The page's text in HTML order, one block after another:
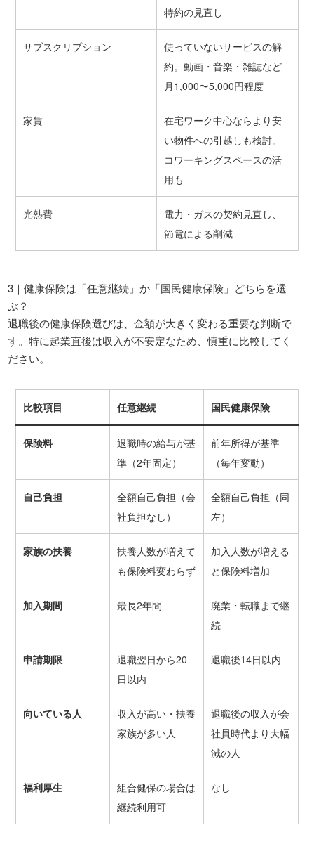
特約の見直し
サブスクリプション
使っていないサービスの解
約。動画・音楽・雑誌など
月1,000〜5,000円程度
家賃
在宅ワーク中心ならより安
い物件への引越しも検討。
コワーキングスペースの活
用も
光熱費
電力・ガスの契約見直し、
節電による削減
3｜健康保険は「任意継続」か「国民健康保険」どちらを選
ぶ？
退職後の健康保険選びは、金額が大きく変わる重要な判断で
す。特に起業直後は収入が不安定なため、慎重に比較してく
ださい。
比較項目 任意継続 国民健康保険
保険料
退職時の給与が基
準（2年固定）
前年所得が基準
（毎年変動）
自己負担
全額自己負担（会
社負担なし）
全額自己負担（同
左）
家族の扶養
扶養人数が増えて
も保険料変わらず
加入人数が増える
と保険料増加
加入期間 最長2年間
廃業・転職まで継
続
申請期限
退職翌日から20
日以内
退職後14日以内
向いている人
収入が高い・扶養
家族が多い人
退職後の収入が会
社員時代より大幅
減の人
福利厚生
組合健保の場合は
継続利用可
なし